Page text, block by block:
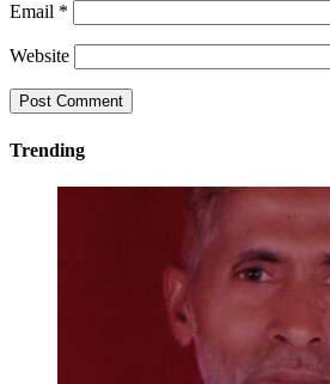
Email *
Website
Trending